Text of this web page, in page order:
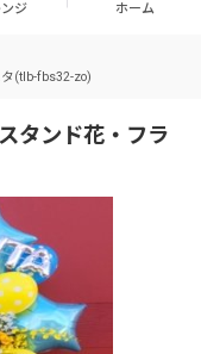
ジ ホーム
(tlb-fbs32-zo)
タンド花・フラ